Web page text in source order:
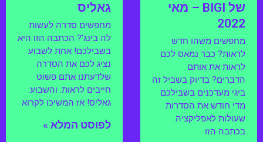
של BIGI – מאי
2022
מחפשים משהו חדש
לראות? כבר נמאס לכם
לראות את אותם
הדברים? בדיוק בשביל זה
ביגי מעדכנים בשבילכם
מדי חודש את הסדרות
שעולות לאפליקציה.
בכתבה הזו
גאליס
מחפשים סדרה לעשות
לה בינג'? הכתבה הזו היא
בשבילכם! אחת לשבוע
נציג לכם את הסדרה
שלדעתנו אתם פשוט
חייבים לראות. והשבוע:
גאליס! אז המשיכו לקרוא
לפוסט המלא »